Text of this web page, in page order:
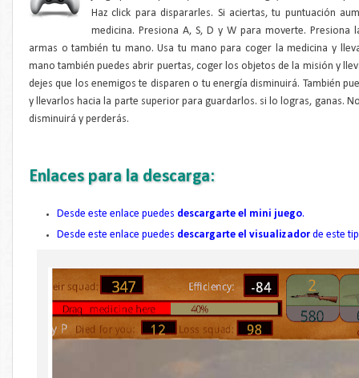
Haz click para dispararles. Si aciertas, tu puntuación
medicina. Presiona A, S, D y W para moverte.
armas o también tu mano. Usa tu mano para coger la medicina y
mano también puedes abrir puertas, coger los objetos de la misión y
dejes que los enemigos te disparen o tu energía disminuirá. También
y llevarlos hacia la parte superior para guardarlos. si lo logras, ganas.
disminuirá y perderás.
Enlaces para la descarga:
Desde este enlace puedes descargarte el mini juego.
Desde este enlace puedes descargarte el visualizador de este